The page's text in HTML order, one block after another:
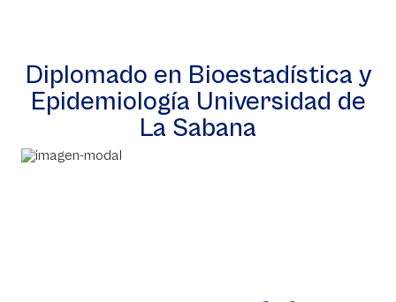
Diplomado en Bioestadística y
Epidemiología Universidad de
La Sabana